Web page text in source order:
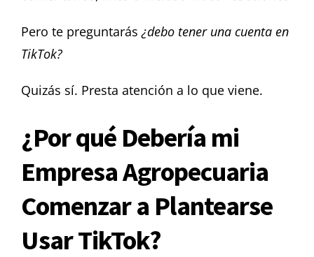
Pero te preguntarás ¿debo tener una cuenta en
TikTok?
Quizás sí. Presta atención a lo que viene.
¿Por qué Debería mi
Empresa Agropecuaria
Comenzar a Plantearse
Usar TikTok?